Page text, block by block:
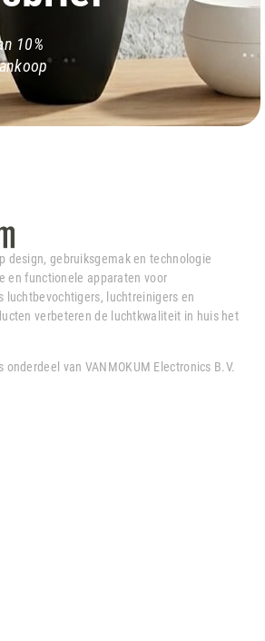
10%
design, gebruiksgemak en technologie
en functionele apparaten voor
luchtbevochtigers, luchtreinigers en
verbeteren de luchtkwaliteit in huis het
van VANMOKUM Electronics B.V.